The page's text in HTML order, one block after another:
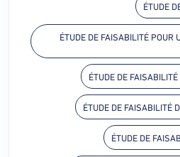
ÉTUDE
ÉTUDE DE FAISABILITÉ POUR
ÉTUDE DE
ÉTUDE DE FAISABILITÉ
ÉTUDE DE